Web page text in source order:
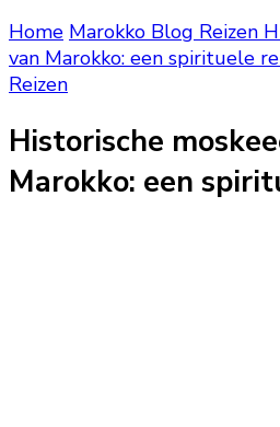
Home Marokko Blog Reizen
van Marokko: een spirituele
Reizen
Historische
Marokko: een